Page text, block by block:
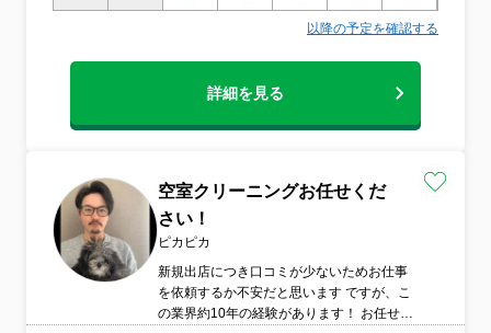
以降の予定を確認する
詳細を見る
空室クリーニングお任せくだ
さい！
ピカピカ
新規出店につき口コミが少ないためお仕事
を依頼するか不安だと思います ですが、こ
の業界約10年の経験があります！ お任せく